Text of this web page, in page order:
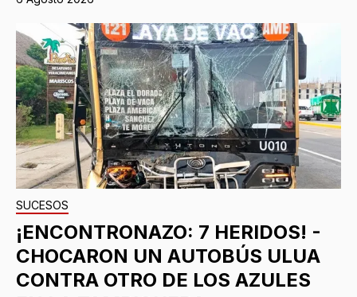
SUCESOS
¡ENCONTRONAZO: 7 HERIDOS! -
CHOCARON UN AUTOBÚS ULUA
CONTRA OTRO DE LOS AZULES